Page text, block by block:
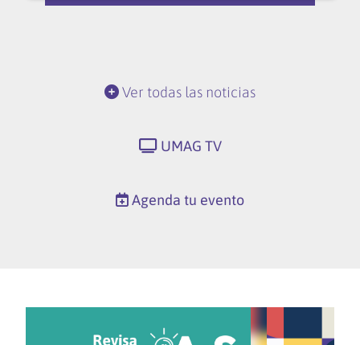
Ver todas las noticias
UMAG TV
Agenda tu evento